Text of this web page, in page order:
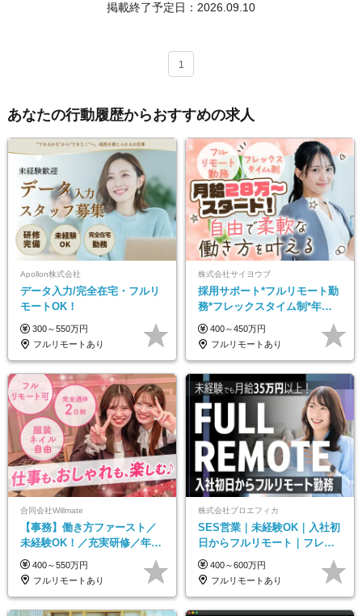
掲載終了予定日： 2026.09.10
1
あなたの行動履歴からおすすめの求人
Apollon株式会社
データ入力/完全在宅・フルリ
モートOK！
300～550万円
フルリモートあり
株式会社サイヨウブ
採用サポート*フルリモート勤
務*フレックスタイム制*年休
120日*土日祝休み*残業ほぼな
し*育児中社員8割以上
400～450万円
フルリモートあり
合同会社Willmate
【事務】働き方ファースト／
未経験OK！／充実研修／年休
127日～／残業なし／平均20代
／リモートOK
400～550万円
フルリモートあり
株式会社プロエフィカ
SES営業｜未経験OK｜入社初
日からフルリモート｜フレッ
クス可｜残業月平均10h以下｜
事業立ち上げメンバー
400～600万円
フルリモートあり